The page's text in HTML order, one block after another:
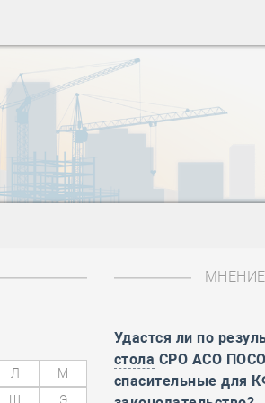
День Государственного флага
-День знаний
День сотрудника органов внутренних
День полного освобождения
Весны и Труда
Победы!
День Государственного флага
День полного освобождения
Весны и Труда
Победы!
Л
М
Удастся ли по
стола СРО АСО ПОСО
спасительные для